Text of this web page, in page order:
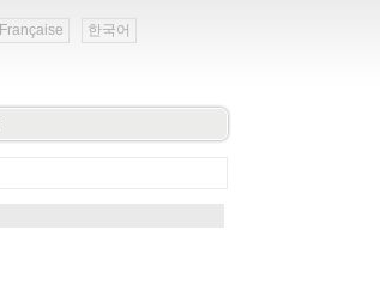
Française 한국어